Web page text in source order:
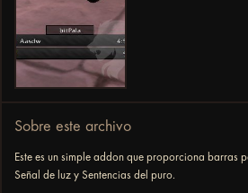
Sobre este archivo
Este es un simple addon que proporciona barras
Señal de luz y Sentencias del puro.